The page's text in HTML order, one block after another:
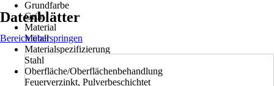
Grundfarbe
Grün
Material
Metall
Materialspezifizierung
Stahl
Oberfläche/Oberflächenbehandlung
Feuerverzinkt, Pulverbeschichtet
Datenblätter
Bereich überspringen